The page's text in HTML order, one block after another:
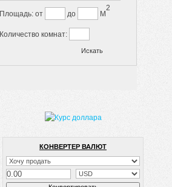
Площадь: от до M
2
Количество комнат:
КОНВЕРТЕР ВАЛЮТ